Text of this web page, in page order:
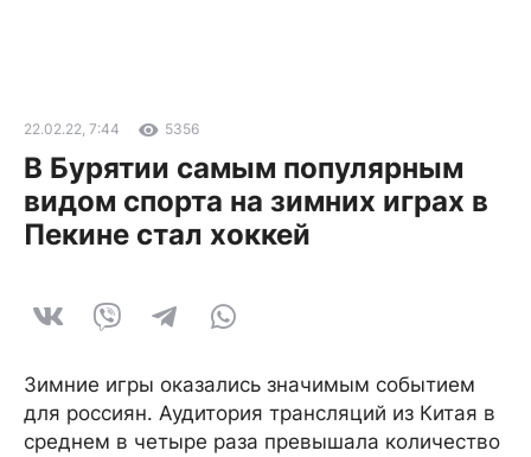
22.02.22, 7:44 5356
В Бурятии самым популярным
видом спорта на зимних играх в
Пекине стал хоккей
Зимние игры оказались значимым событием
для россиян. Аудитория трансляций из Китая в
среднем в четыре раза превышала количество